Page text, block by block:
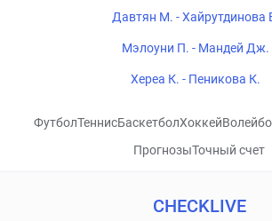
Давтян М. - Хайрутдинова
Мэлоуни П. - Мандей Дж.
Хереа К. - Пеникова К.
ФутболТеннисБаскетболХоккей
ПрогнозыТочный счет
CHECKLIVE